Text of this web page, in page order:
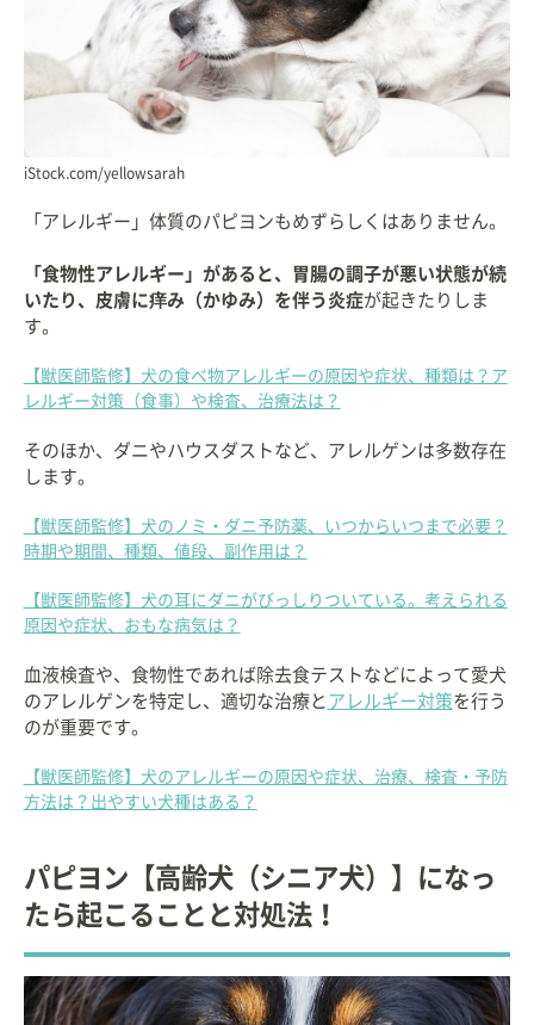
iStock.com/yellowsarah
「アレルギー」体質のパピヨンもめずらしくはありません。
「食物性アレルギー」があると、胃腸の調子が悪い状態が続
いたり、皮膚に痒み（かゆみ）を伴う炎症が起きたりしま
す。
【獣医師監修】犬の食べ物アレルギーの原因や症状、種類は？ア
レルギー対策（食事）や検査、治療法は？
そのほか、ダニやハウスダストなど、アレルゲンは多数存在
します。
【獣医師監修】犬のノミ・ダニ予防薬、いつからいつまで必要？
時期や期間、種類、値段、副作用は？
【獣医師監修】犬の耳にダニがびっしりついている。考えられる
原因や症状、おもな病気は？
血液検査や、食物性であれば除去食テストなどによって愛犬
のアレルゲンを特定し、適切な治療と アレルギー対策を行う
のが重要です。
【獣医師監修】犬のアレルギーの原因や症状、治療、検査・予防
方法は？出やすい犬種はある？
パピヨン【高齢犬（シニア犬）】になっ
たら起こることと対処法！